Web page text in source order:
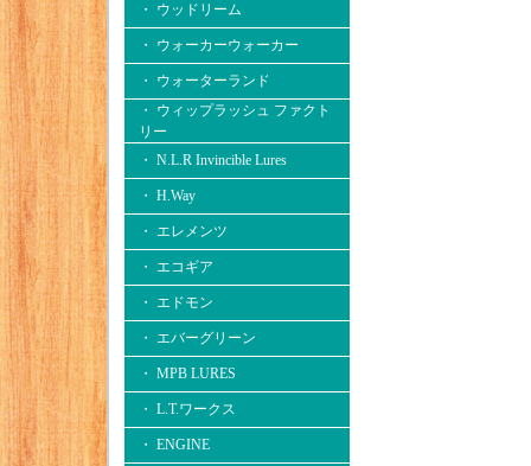
・ ウッドリーム
・ ウォーカーウォーカー
・ ウォーターランド
・ ウィップラッシュ ファクト
リー
・ N.L.R Invincible Lures
・ H.Way
・ エレメンツ
・ エコギア
・ エドモン
・ エバーグリーン
・ MPB LURES
・ L.T.ワークス
・ ENGINE